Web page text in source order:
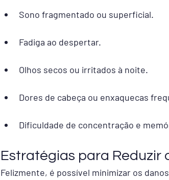
Sono fragmentado ou superficial.
Fadiga ao despertar.
Olhos secos ou irritados à noite.
Dores de cabeça ou enxaquecas
Dificuldade de concentração e
Estratégias para Reduzir
Felizmente, é possível minimizar os